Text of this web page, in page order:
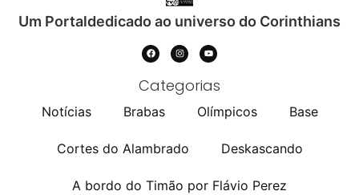
Um Portaldedicado ao universo do Corinthians
Categorias
Notícias Brabas Olímpicos Base
Cortes do Alambrado Deskascando
A bordo do Timão por Flávio Perez